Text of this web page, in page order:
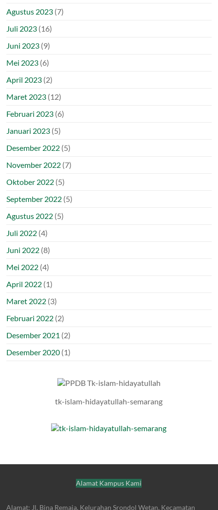
Agustus 2023 (7)
Juli 2023 (16)
Juni 2023 (9)
Mei 2023 (6)
April 2023 (2)
Maret 2023 (12)
Februari 2023 (6)
Januari 2023 (5)
Desember 2022 (5)
November 2022 (7)
Oktober 2022 (5)
September 2022 (5)
Agustus 2022 (5)
Juli 2022 (4)
Juni 2022 (8)
Mei 2022 (4)
April 2022 (1)
Maret 2022 (3)
Februari 2022 (2)
Desember 2021 (2)
Desember 2020 (1)
tk-islam-hidayatullah-semarang
Alamat Kampus Kami
Alamat: Jl. Bina Remaja, Kelurahan Srondol Wetan, Kecamatan